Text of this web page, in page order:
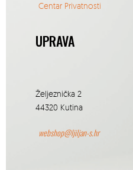
Centar Privatnosti
UPRAVA
Željeznička 2
44320 Kutina
webshop@ljiljan-s.hr